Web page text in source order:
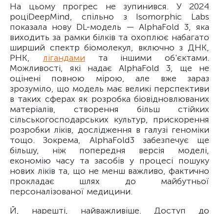
На цьому прогрес не зупинився. У 2024
роціDeepMind, спільно з Isomorphic Labs
показала нову DL-модель — AlphaFold 3, яка
виходить за рамки білків та охоплює набагато
ширший спектр біомолекул, включно з ДНК,
РНК, лігандами та іншими об'єктами.
Можливості, які надає AlphaFold 3, ще не
оцінені повною мірою, але вже зараз
зрозуміло, що модель має великі перспективи
в таких сферах як розробка біовідновлюваних
матеріалів, створення більш стійких
сільськогосподарських культур, прискорення
розробки ліків, дослідження в галузі геноміки
тощо. Зокрема, AlphaFold3 забезпечує ще
більшу, ніж попередня версія моделі,
економію часу та засобів у процесі пошуку
нових ліків та, що не менш важливо, фактично
прокладає шлях до майбутньої
персоналізованої медицини.
Й, нарешті, найважливіше. Доступ до